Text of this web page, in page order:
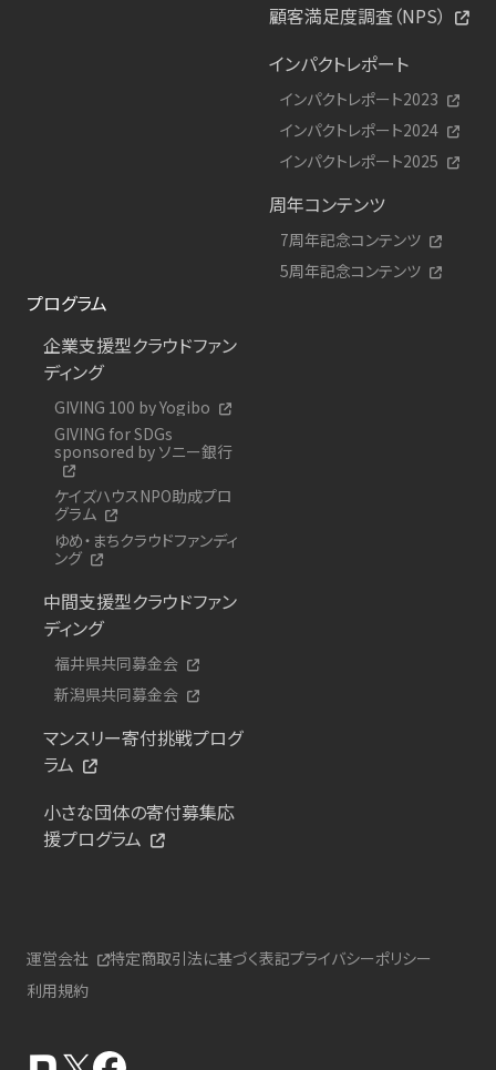
顧客満足度調査（NPS）
インパクトレポート
インパクトレポート2023
インパクトレポート2024
インパクトレポート2025
周年コンテンツ
7周年記念コンテンツ
5周年記念コンテンツ
プログラム
企業支援型クラウドファン
ディング
GIVING 100 by Yogibo
GIVING for SDGs
sponsored by ソニー銀行
ケイズハウスNPO助成プロ
グラム
ゆめ・まちクラウドファンディ
ング
中間支援型クラウドファン
ディング
福井県共同募金会
新潟県共同募金会
マンスリー寄付挑戦プログ
ラム
小さな団体の寄付募集応
援プログラム
運営会社 特定商取引法に基づく表記プライバシーポリシー
利用規約